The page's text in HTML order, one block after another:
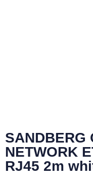
SANDBERG
NETWORK
RJ45 2m